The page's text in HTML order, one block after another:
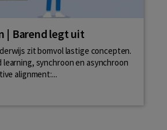
| Barend legt uit
zit bomvol lastige concepten.
learning, synchroon en asynchroon
alignment:...